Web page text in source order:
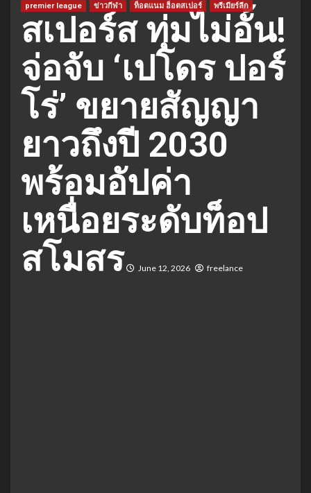
premier league ข่าวกีฬา ท็อตแนม ฮ็อตสเปอร์ พรีเมียร์ลีก
สเปอร์ส ทุ่มไม่อั้น!
จ่อจับ ‘เปโดร ปอร์
โร่’ ขยายสัญญา
ยาวถึงปี 2030
พร้อมอัปค่า
เหนื่อยระดับท็อป
สโมสร
June 12, 2026 freelance